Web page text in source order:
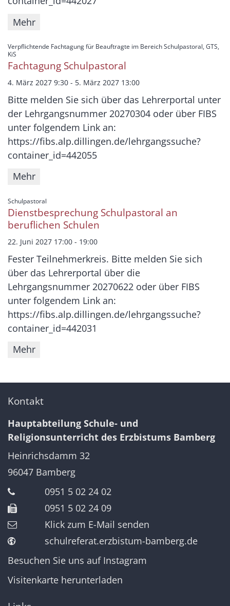
Mehr
Verpflichtende Fachtagung für Beauftragte im Bereich Schulpastoral, GTS,
KiS
Fachtagung Schulpastoral
4. März 2027 9:30 - 5. März 2027 13:00
Bitte melden Sie sich über das Lehrerportal unter
der Lehrgangsnummer 20270304 oder über FIBS
unter folgendem Link an:
https://fibs.alp.dillingen.de/lehrgangssuche?
container_id=442055
Mehr
Schulpastoral
Dienstbesprechung Schulpastoral an
beruflichen Schulen
22. Juni 2027 17:00 - 19:00
Fester Teilnehmerkreis. Bitte melden Sie sich
über das Lehrerportal über die
Lehrgangsnummer 20270622 oder über FIBS
unter folgendem Link an:
https://fibs.alp.dillingen.de/lehrgangssuche?
container_id=442031
Mehr
Kontakt
Hauptabteilung Schule- und
Religionsunterricht des Erzbistums Bamberg
Heinrichsdamm 32
96047 Bamberg
0951 5 02 24 02
0951 5 02 24 09
Klick zum E-Mail senden
schulreferat.erzbistum-bamberg.de
Besuchen Sie uns auf Instagram
Visitenkarte herunterladen